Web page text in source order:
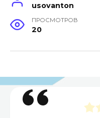
usovanton
ПРОСМОТРОВ
20